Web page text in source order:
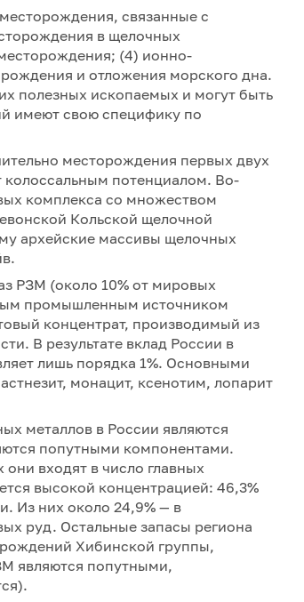
связанные с
в щелочных
(4) ионно-
и отложения морского дна.
полезных ископаемых и могут быть
имеют свою специфику по
месторождения первых двух
колоссальным потенциалом. Во-
комплекса со множеством
Кольской щелочной
архейские массивы щелочных
РЗМ (около 10% от мировых
промышленным источником
концентрат, производимый из
В результате вклад России в
лишь порядка 1%. Основными
монацит, ксенотим, лопарит
металлов в России являются
попутными компонентами.
входят в число главных
высокой концентрацией: 46,3%
Из них около 24,9% — в
руд. Остальные запасы региона
Хибинской группы,
являются попутными,